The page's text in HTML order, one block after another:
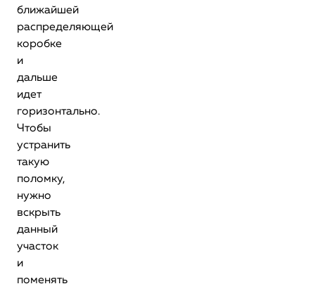
ближайшей
распределяющей
коробке
и
дальше
идет
горизонтально.
Чтобы
устранить
такую
поломку,
нужно
вскрыть
данный
участок
и
поменять